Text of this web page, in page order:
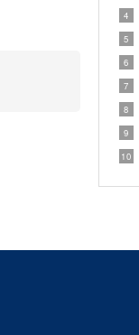
4
5
6
7
8
9
10